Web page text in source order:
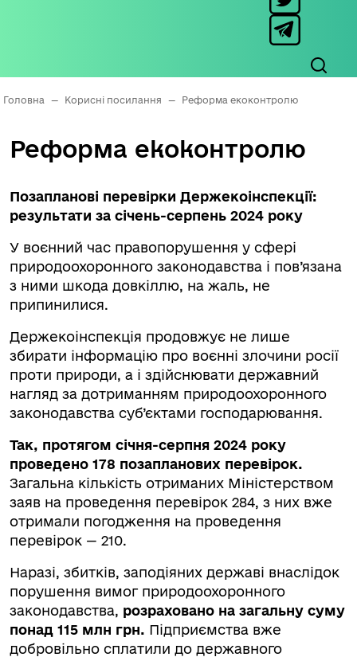
Головна — Корисні посилання — Реформа екоконтролю
Реформа екоконтролю
Позапланові перевірки Держекоінспекції:
результати за січень-серпень 2024 року
У воєнний час правопорушення у сфері
природоохоронного законодавства і пов’язана
з ними шкода довкіллю, на жаль, не
припинилися.
Держекоінспекція продовжує не лише
збирати інформацію про воєнні злочини росії
проти природи, а і здійснювати державний
нагляд за дотриманням природоохоронного
законодавства суб’єктами господарювання.
Так, протягом січня-серпня 2024 року
проведено 178 позапланових перевірок.
Загальна кількість отриманих Міністерством
заяв на проведення перевірок 284, з них вже
отримали погодження на проведення
перевірок — 210.
Наразі, збитків, заподіяних державі внаслідок
порушення вимог природоохоронного
законодавства, розраховано на загальну суму
понад 115 млн грн. Підприємства вже
добровільно сплатили до державного